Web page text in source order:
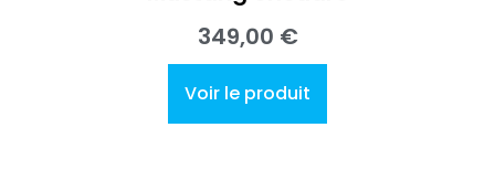
349,00 €
Voir le produit